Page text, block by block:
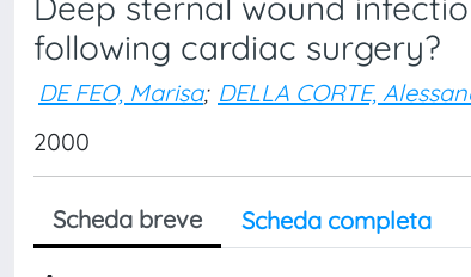
following cardiac surgery?
DE FEO, Marisa; DELLA CORTE,
2000
Scheda breve Scheda completa